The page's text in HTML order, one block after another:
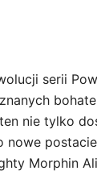
serii
nie tylko
nowe
Morphin